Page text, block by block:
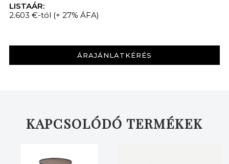
LISTAÁR:
2.603 €-tól (+ 27% ÁFA)
ÁRAJÁNLATKÉRÉS
KAPCSOLÓDÓ TERMÉKEK